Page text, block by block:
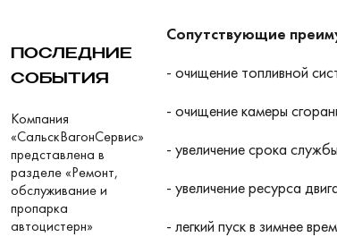
ПОСЛЕДНИЕ
СОБЫТИЯ
Компания
«СальскВагонСервис»
представлена в
разделе «Ремонт,
обслуживание и
пропарка
автоцистерн»
Сопутствующие
- очищение топливной
- очищение камеры
- увеличение срока
- увеличение ресурса
- легкий пуск в зимнее